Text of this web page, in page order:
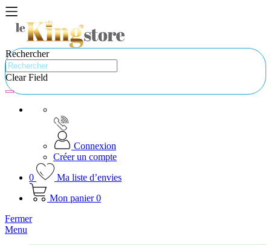
Rechercher
Clear Field
Connexion
Créer un compte
0
Ma liste d’envies
Mon panier 0
Fermer
Menu